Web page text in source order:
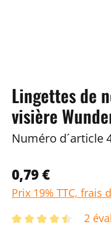
Lingettes de
visière
Numéro d´article
0,79 €
Prix 19% TTC, frais
2